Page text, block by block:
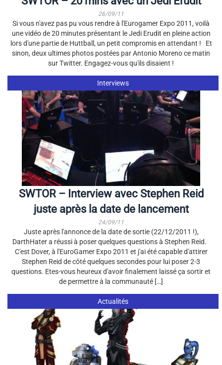
26/09/11
Si vous n'avez pas pu vous rendre à l'Eurogamer Expo 2011, voilà
une vidéo de 20 minutes présentant le Jedi Erudit en pleine action
lors d'une partie de Huttball, un petit compromis en attendant ! Et
sinon, deux ultimes photos postées par Antonio Moreno ce matin
sur Twitter. Engagez-vous qu'ils disaient !
Interviews
SWTOR – Interview avec Stephen Reid
juste après la date de lancement
24/09/11
Juste après l'annonce de la date de sortie (22/12/2011 !),
DarthHater a réussi à poser quelques questions à Stephen Reid.
C'est Dover, à l'EuroGamer Expo 2011 et j'ai été capable d'attirer
Stephen Reid de côté quelques secondes pour lui poser 2-3
questions. Etes-vous heureux d'avoir finalement laissé ça sortir et
de permettre à la communauté […]
Actualités